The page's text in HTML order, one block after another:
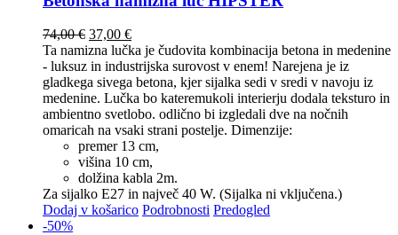
74,00€ 37,00 €
Ta namizna lučka je čudovita kombinacija betona in medenine
- luksuz in industrijska surovost v enem! Narejena je iz
gladkega sivega betona, kjer sijalka sedi v sredi v navoju iz
medenine. Lučka bo kateremukoli interierju dodala teksturo in
ambientno svetlobo. odlično bi izgledali dve na nočnih
omaricah na vsaki strani postelje. Dimenzije:
premer 13 cm,
višina 10 cm,
dolžina kabla 2m.
Za sijalko E27 in največ 40 W. (Sijalka ni vključena.)
Dodaj v košarico Podrobnosti Predogled
-50%